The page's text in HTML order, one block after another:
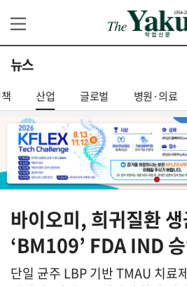
뉴스
산업 글로벌 병원·의료
바이오미, 희귀질환
‘BM109’ FDA IND
단일 균주 LBP 기반 TMAU 치료